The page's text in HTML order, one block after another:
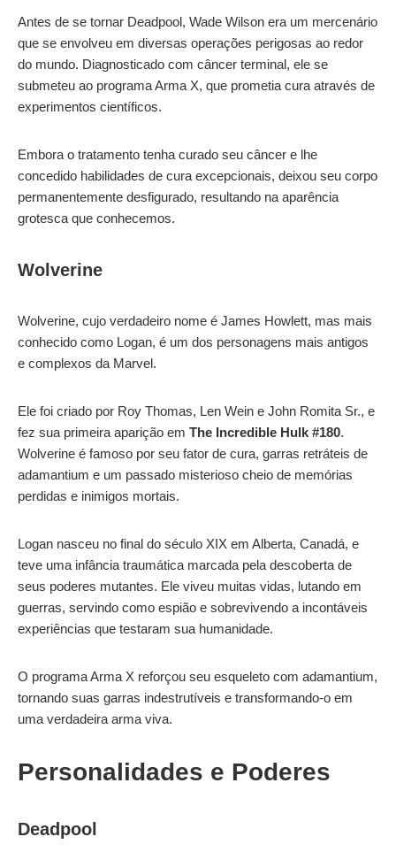
Antes de se tornar Deadpool, Wade Wilson era um mercenário
que se envolveu em diversas operações perigosas ao redor
do mundo. Diagnosticado com câncer terminal, ele se
submeteu ao programa Arma X, que prometia cura através de
experimentos científicos.
Embora o tratamento tenha curado seu câncer e lhe
concedido habilidades de cura excepcionais, deixou seu corpo
permanentemente desfigurado, resultando na aparência
grotesca que conhecemos.
Wolverine
Wolverine, cujo verdadeiro nome é James Howlett, mas mais
conhecido como Logan, é um dos personagens mais antigos
e complexos da Marvel.
Ele foi criado por Roy Thomas, Len Wein e John Romita Sr., e
fez sua primeira aparição em The Incredible Hulk #180.
Wolverine é famoso por seu fator de cura, garras retráteis de
adamantium e um passado misterioso cheio de memórias
perdidas e inimigos mortais.
Logan nasceu no final do século XIX em Alberta, Canadá, e
teve uma infância traumática marcada pela descoberta de
seus poderes mutantes. Ele viveu muitas vidas, lutando em
guerras, servindo como espião e sobrevivendo a incontáveis
experiências que testaram sua humanidade.
O programa Arma X reforçou seu esqueleto com adamantium,
tornando suas garras indestrutíveis e transformando-o em
uma verdadeira arma viva.
Personalidades e Poderes
Deadpool